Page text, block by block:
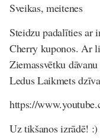
Sveikas, meitenes
Steidzu padalīties ar
Cherry kuponos. Ar
Ziemassvētku
Ledus Laikmets
https://
Uz tikšanos izrādē! :)